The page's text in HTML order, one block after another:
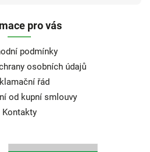
pro vás
podmínky
osobních údajů
řád
od kupní smlouvy
Kontakty